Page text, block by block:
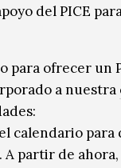
del PICE
para ofrecer un
a nuestra
calendario para
partir de